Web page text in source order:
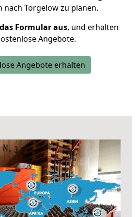
nach Torgelow zu planen.
Formular aus, und erhalten
Angebote.
Angebote erhalten